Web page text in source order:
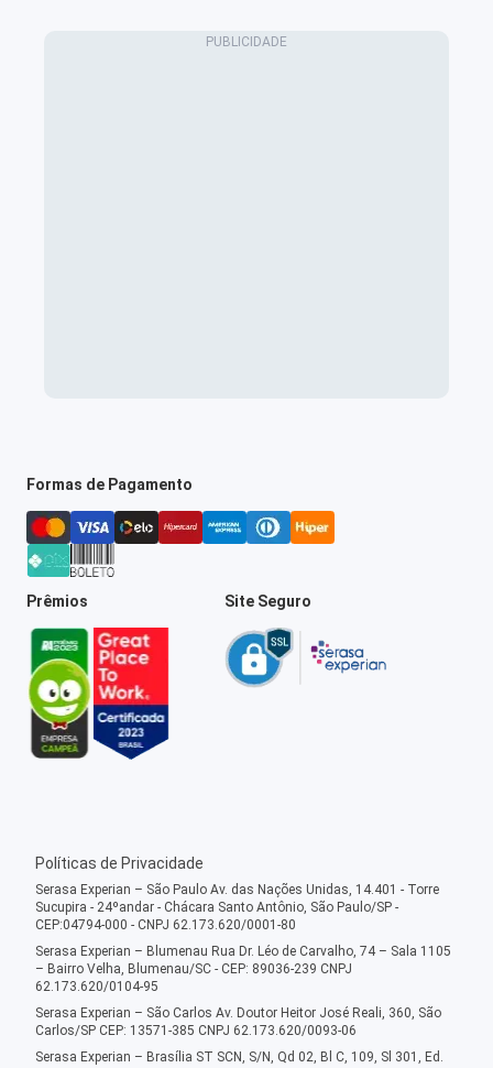
Formas de Pagamento
Prêmios Site Seguro
Políticas de Privacidade
Serasa Experian – São Paulo Av. das Nações Unidas, 14.401 - Torre
Sucupira - 24ºandar - Chácara Santo Antônio, São Paulo/SP -
CEP:04794-000 - CNPJ 62.173.620/0001-80
Serasa Experian – Blumenau Rua Dr. Léo de Carvalho, 74 – Sala 1105
– Bairro Velha, Blumenau/SC - CEP: 89036-239 CNPJ
62.173.620/0104-95
Serasa Experian – São Carlos Av. Doutor Heitor José Reali, 360, São
Carlos/SP CEP: 13571-385 CNPJ 62.173.620/0093-06
Serasa Experian – Brasília ST SCN, S/N, Qd 02, Bl C, 109, Sl 301, Ed.